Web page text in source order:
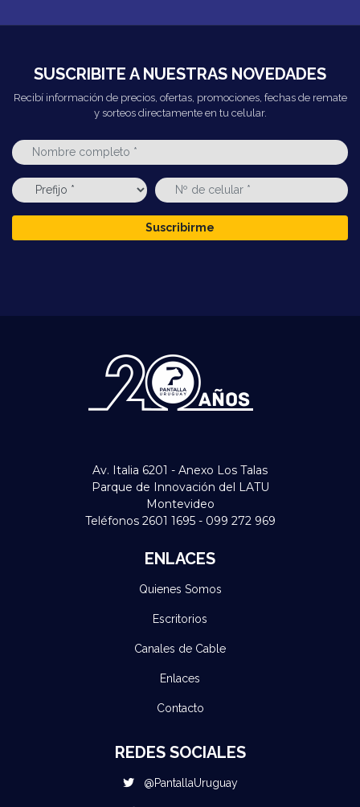
SUSCRIBITE A NUESTRAS NOVEDADES
Recibí información de precios, ofertas, promociones, fechas de remate
y sorteos directamente en tu celular.
Suscribirme
Av. Italia 6201 - Anexo Los Talas
Parque de Innovación del LATU
Montevideo
Teléfonos 2601 1695 - 099 272 969
ENLACES
Quienes Somos
Escritorios
Canales de Cable
Enlaces
Contacto
REDES SOCIALES
@PantallaUruguay